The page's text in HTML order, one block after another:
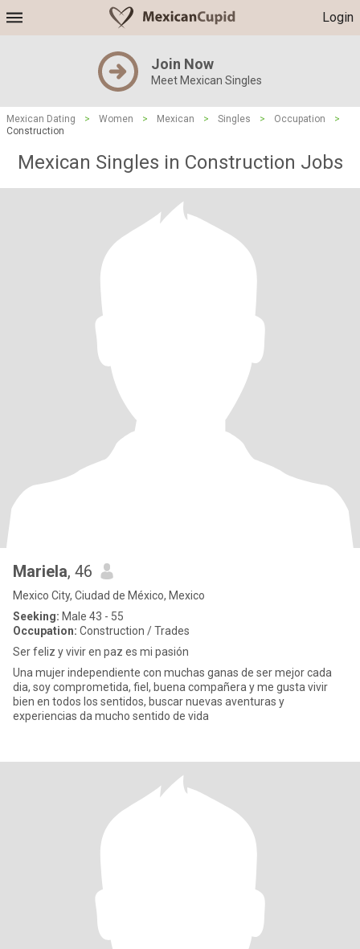
Login
Join Now
Meet Mexican Singles
Mexican Dating > Women > Mexican > Singles > Occupation
>
Construction
Mexican Singles in Construction Jobs
Mariela, 46
Mexico City, Ciudad de México, Mexico
Seeking: Male 43 - 55
Occupation: Construction / Trades
Ser feliz y vivir en paz es mi pasión
Una mujer independiente con muchas ganas de ser mejor cada
dia, soy comprometida, fiel, buena compañera y me gusta vivir
bien en todos los sentidos, buscar nuevas aventuras y
experiencias da mucho sentido de vida